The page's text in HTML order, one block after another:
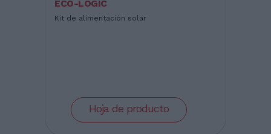
ECO-LOGIC
Kit de alimentación solar
Hoja de producto